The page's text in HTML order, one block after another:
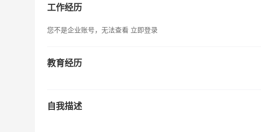
工作经历
您不是企业账号，无法查看 立即登录
教育经历
自我描述